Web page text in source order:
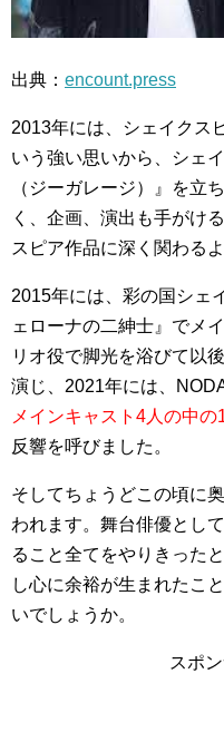
出典： encount.press
2013年には、シェイクス
いう強い思いから、シェ
（ジーガレージ）』を立
く、企画、演出も手がけ
スピア作品に深く関わる
2015年には、彩の国シェ
ェローナの二紳士』でメ
リオ役で脚光を浴びて以
演じ、2021年には、
メインキャスト4人の中の
反響を呼びました。
そしてちょうどこの頃に
われます。舞台俳優とし
ること全てをやりきった
し心に余裕が生まれたこ
いでしょうか。
スポ